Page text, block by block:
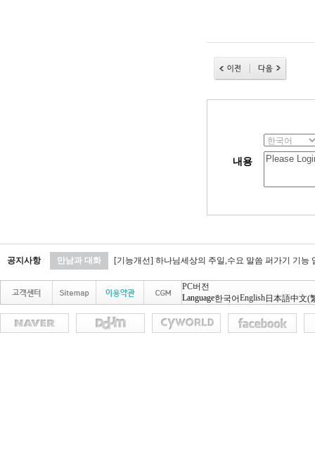
내용
공지사항 만남과 대화 [기능개선] 하나님세상의 주일,수요 말씀 퍼가기 기능
PC버전
Language한국어English日本語中文(